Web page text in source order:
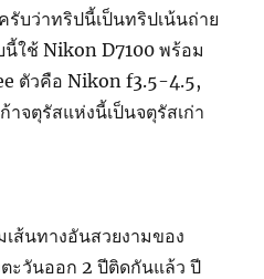
รับว่าทริปนี้เป็นทริปเน้นถ่าย
ใช้ Nikon D7100 พร้อม
ตัวคือ Nikon f3.5-4.5,
จตุรัสแห่งนี้เป็นจตุรัสเก่า
ส้นทางอันสวยงามของ
ะวันออก 2 ปีติดกันแล้ว ปี